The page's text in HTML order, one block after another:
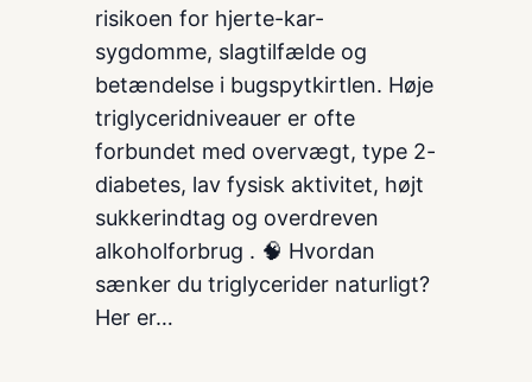
risikoen for hjerte-kar-
sygdomme, slagtilfælde og
betændelse i bugspytkirtlen. Høje
triglyceridniveauer er ofte
forbundet med overvægt, type 2-
diabetes, lav fysisk aktivitet, højt
sukkerindtag og overdreven
alkoholforbrug . 🧠 Hvordan
sænker du triglycerider naturligt?
Her er…